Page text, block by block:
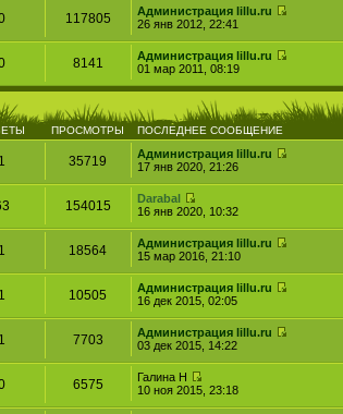
117805
Администрация lillu.ru
26 янв 2012, 22:41
8141
Администрация lillu.ru
01 мар 2011, 08:19
ПРОСМОТРЫ ПОСЛЕДНЕЕ СООБЩЕНИЕ
1 35719
Администрация lillu.ru
17 янв 2020, 21:26
154015
Darabal
16 янв 2020, 10:32
1 18564
Администрация lillu.ru
15 мар 2016, 21:10
1 10505
Администрация lillu.ru
16 дек 2015, 02:05
1 7703
Администрация lillu.ru
03 дек 2015, 14:22
6575
Галина Н
10 ноя 2015, 23:18